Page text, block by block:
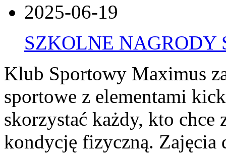
2025-06-19
SZKOLNE NAGRODY
Klub Sportowy Maximus
sportowe z elementami
skorzystać każdy, kto chce
kondycję fizyczną. Zajęcia